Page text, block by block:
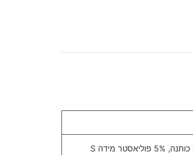
מארז 3 תחתוני בוקסר PIERRE CARDINE 95% כותנה, 5% פוליאסטר מידה S